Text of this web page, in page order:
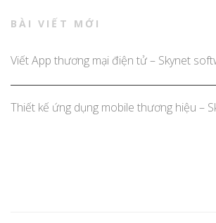
BÀI VIẾT MỚI
Viết App thương mại điện tử – Skynet
Thiết kế ứng dụng mobile thương hiệu –